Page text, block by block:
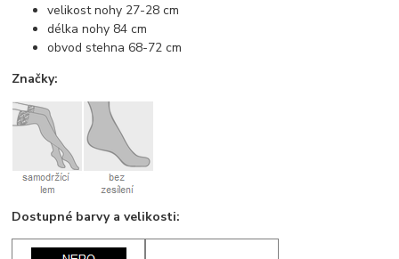
velikost nohy 27-28 cm
délka nohy 84 cm
obvod stehna 68-72 cm
Značky:
Dostupné barvy a velikosti: